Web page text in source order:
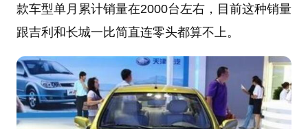
款车型单月累计销量在2000台左右，目前这种销量
跟吉利和长城一比简直连零头都算不上。